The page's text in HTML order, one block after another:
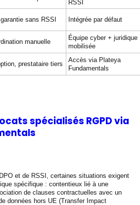
RSSI
sans RSSI Intégrée par défaut
manuelle
Équipe cyber + juridique
mobilisée
prestataire tiers
Accès via Plateya
Fundamentals
spécialisés RGPD via
et de RSSI, certaines situations exigent
spécifique : contentieux lié à une
de clauses contractuelles avec un
données hors UE (Transfer Impact